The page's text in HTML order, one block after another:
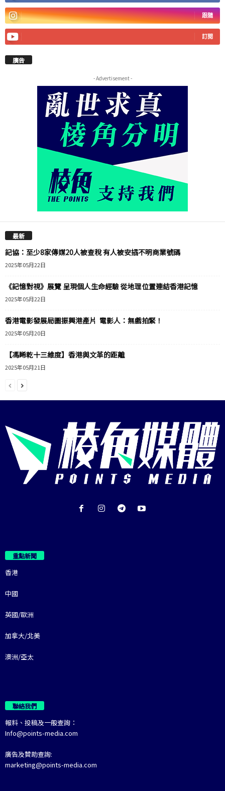
跟隨
訂閱
廣告
- Advertisement -
最新
記協：至少8家傳媒20人被查稅 有人被安插不明商業號碼
2025年05月22日
《記憶對視》展覽 呈現個人生命經驗 從地理位置連結香港記憶
2025年05月22日
香港電影發展局圖振興港產片 電影人：無戲拍緊！
2025年05月20日
【馮睎乾十三維度】香港與文革的距離
2025年05月21日
重點新聞
香港
中國
英國/歐洲
加拿大/北美
澳洲/亞太
聯絡我們
報料、投稿及一般查詢：
Info@points-media.com
廣告及贊助查詢:
marketing@points-media.com